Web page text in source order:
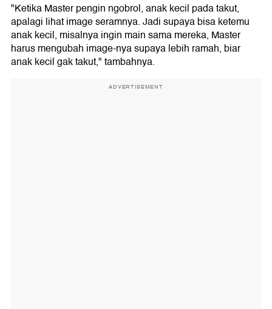
"Ketika Master pengin ngobrol, anak kecil pada takut,
apalagi lihat image seramnya. Jadi supaya bisa ketemu
anak kecil, misalnya ingin main sama mereka, Master
harus mengubah image-nya supaya lebih ramah, biar
anak kecil gak takut," tambahnya.
ADVERTISEMENT